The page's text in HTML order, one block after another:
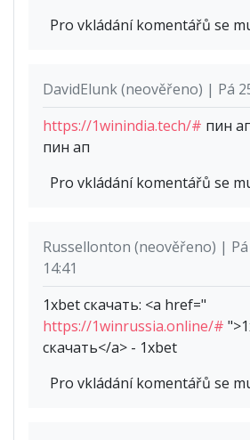
Pro vkládání komentářů se
DavidElunk (neověřeno) | Pá
https://1winindia.tech/# пин
пин ап
Pro vkládání komentářů se
Russellonton (neověřeno) | Pá
14:41
1xbet скачать: <a href="
https://1winrussia.online/#
скачать</a> - 1xbet
Pro vkládání komentářů se